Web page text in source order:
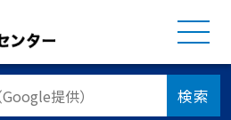
検索